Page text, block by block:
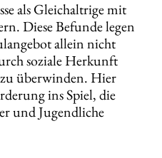
als Gleichaltrige mit
Diese Befunde legen
allein nicht
soziale Herkunft
überwinden. Hier
ins Spiel, die
und Jugendliche